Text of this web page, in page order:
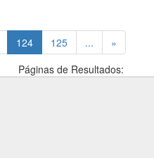
124(current)
125 ...
»
Páginas de Resultados: